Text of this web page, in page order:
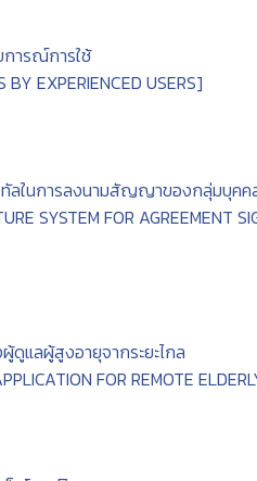
ารณ์การใช้
BY EXPERIENCED USERS]
ลในการลงนามสัญญาของกลุ่มบุคค
SYSTEM FOR AGREEMENT
แลผู้สูงอายุจากระยะไกล
FOR REMOTE